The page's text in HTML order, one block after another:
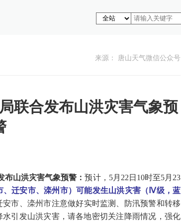
来源： 唐山天气微信公众号
联合发布山洪灾害气象预
布山洪灾害气象预警：预计，5月22日10时至5月23
、迁安市、滦州市）可能发生山洪灾害（Ⅳ级，蓝
市、滦州市注意做好实时监测、防汛预警和转移
引发山洪灾害，请各地密切关注降雨情况，强化